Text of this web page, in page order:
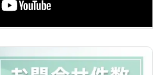
ー供給は知識がない方がおこなうと、
の原因となってしまうことも……。 知
ることもありますので、万が一バッテ
リー上がりに遭遇した際は、個人で対